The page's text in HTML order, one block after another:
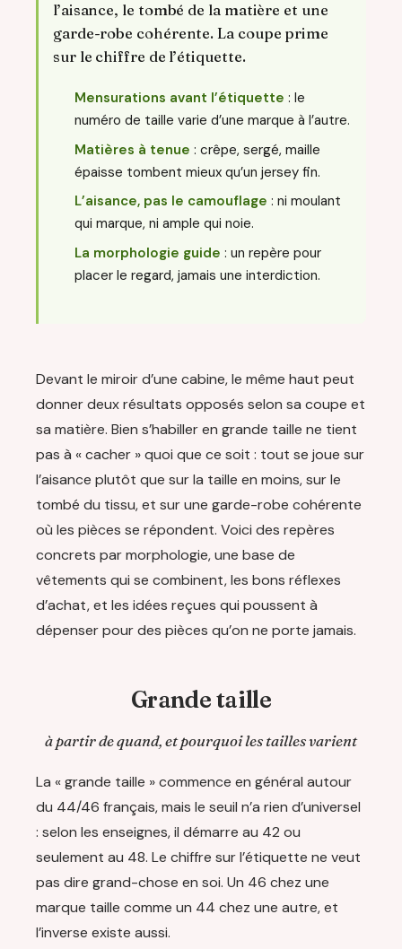
l’aisance, le tombé de la matière et une
garde-robe cohérente. La coupe prime
sur le chiffre de l’étiquette.
Mensurations avant l’étiquette : le
numéro de taille varie d’une marque à l’autre.
Matières à tenue : crêpe, sergé, maille
épaisse tombent mieux qu’un jersey fin.
L’aisance, pas le camouflage : ni moulant
qui marque, ni ample qui noie.
La morphologie guide : un repère pour
placer le regard, jamais une interdiction.
Devant le miroir d’une cabine, le même haut peut
donner deux résultats opposés selon sa coupe et
sa matière. Bien s’habiller en grande taille ne tient
pas à « cacher » quoi que ce soit : tout se joue sur
l’aisance plutôt que sur la taille en moins, sur le
tombé du tissu, et sur une garde-robe cohérente
où les pièces se répondent. Voici des repères
concrets par morphologie, une base de
vêtements qui se combinent, les bons réflexes
d’achat, et les idées reçues qui poussent à
dépenser pour des pièces qu’on ne porte jamais.
Grande taille
à partir de quand, et pourquoi les tailles varient
La « grande taille » commence en général autour
du 44/46 français, mais le seuil n’a rien d’universel
: selon les enseignes, il démarre au 42 ou
seulement au 48. Le chiffre sur l’étiquette ne veut
pas dire grand-chose en soi. Un 46 chez une
marque taille comme un 44 chez une autre, et
l’inverse existe aussi.